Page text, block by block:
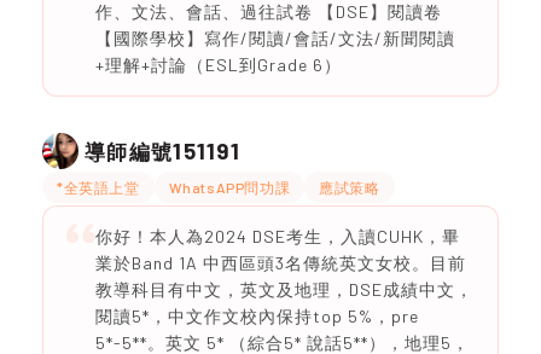
作、文法、會話、過往試卷 【DSE】閱讀卷
【國際學校】寫作/閱讀/會話/文法/新聞閱讀
+理解+討論（ESL到Grade 6）
導師編號151191
*全英語上堂 WhatsAPP問功課 應試策略
你好！本人為2024 DSE考生，入讀CUHK，畢
業於Band 1A 中西區頭3名傳統英文女校。目前
教導科目有中文，英文及地理，DSE成績中文，
閱讀5*，中文作文校內保持top 5%，pre
5*-5**。英文 5* （綜合5* 說話5**），地理5，